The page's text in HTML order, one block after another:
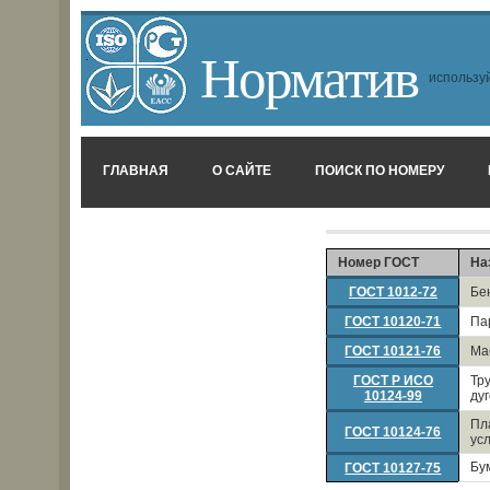
Норматив
ГЛАВНАЯ О САЙТЕ ПОИСК ПО НОМЕРУ
Номер ГОСТ
ГОСТ 1012-72
ГОСТ 10120-71
ГОСТ 10121-76
ГОСТ Р ИСО
10124-99
ГОСТ 10124-76
ГОСТ 10127-75